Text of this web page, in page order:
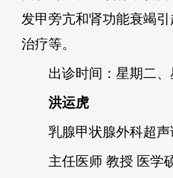
发甲旁亢和肾功能衰竭
治疗等。
出诊时间：星期二、
洪运虎
乳腺甲状腺外科超声
主任医师 教授 医学